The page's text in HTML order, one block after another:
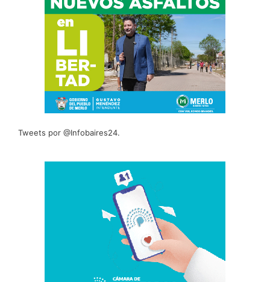
Tweets por @Infobaires24.